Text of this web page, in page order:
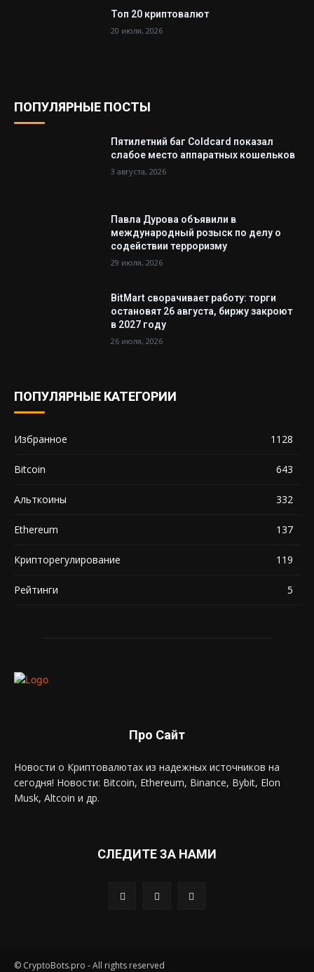
Топ 20 криптовалют
20 июля, 2026
ПОПУЛЯРНЫЕ ПОСТЫ
Пятилетний баг Coldcard показал
слабое место аппаратных кошельков
3 августа, 2026
Павла Дурова объявили в
международный розыск по делу о
содействии терроризму
29 июля, 2026
BitMart сворачивает работу: торги
остановят 26 августа, биржу закроют
в 2027 году
26 июля, 2026
ПОПУЛЯРНЫЕ КАТЕГОРИИ
Избранное 1128
Bitcoin 643
Альткоины 332
Ethereum 137
Крипторегулирование 119
Рейтинги 5
Про Сайт
Новости о Криптовалютах из надежных источников на
сегодня! Новости: Bitcoin, Ethereum, Binance, Bybit, Elon
Musk, Altcoin и др.
СЛЕДИТЕ ЗА НАМИ
© CryptoBots.pro - All rights reserved